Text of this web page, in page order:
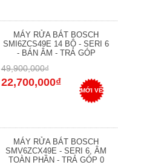
MÁY RỬA BÁT BOSCH
SMI6ZCS49E 14 BỘ - SERI 6
- BÁN ÂM - TRẢ GÓP
49,900,000₫
22,700,000₫
MỚI VỀ
MÁY RỬA BÁT BOSCH
SMV6ZCX49E - SERI 6, ÂM
TOÀN PHẦN - TRẢ GÓP 0